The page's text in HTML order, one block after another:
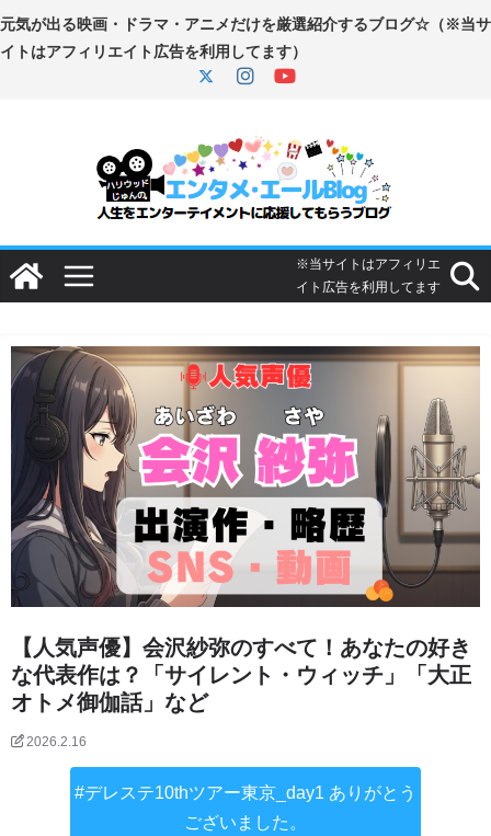
コ
ン
プ
【人気声優】会沢紗弥のすべて！あなたの好き
な代表作は？「サイレント・ウィッチ」「大正
オトメ御伽話」など
2026.2.16
#デレステ10thツアー東京_day1 ありがとう
ございました。